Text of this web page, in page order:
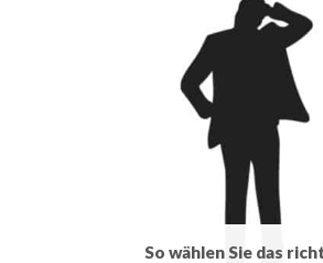
So wählen Sie das